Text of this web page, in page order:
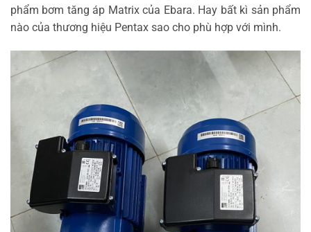
phẩm bơm tăng áp Matrix của Ebara. Hay bất kì sản phẩm
nào của thương hiệu Pentax sao cho phù hợp với mình.